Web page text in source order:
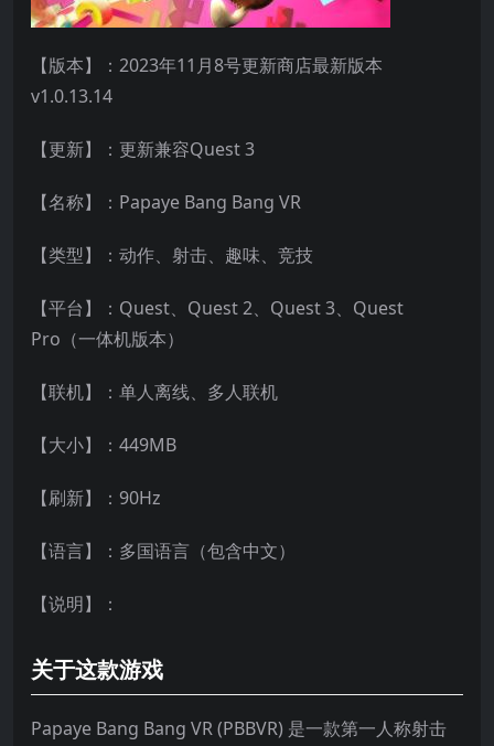
【版本】：2023年11月8号更新商店最新版本
v1.0.13.14
【更新】：更新兼容Quest 3
【名称】：Papaye Bang Bang VR
【类型】：动作、射击、趣味、竞技
【平台】：Quest、Quest 2、Quest 3、Quest
Pro（一体机版本）
【联机】：单人离线、多人联机
【大小】：449MB
【刷新】：90Hz
【语言】：多国语言（包含中文）
【说明】：
关于这款游戏
Papaye Bang Bang VR (PBBVR) 是一款第一人称射击